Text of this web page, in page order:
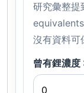
研究彙整
沒有資料可
曾有鋰濃